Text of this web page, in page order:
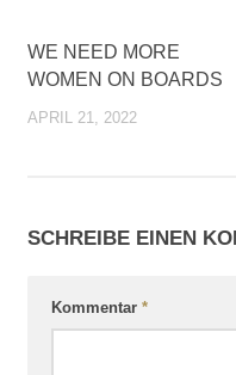
WE NEED MORE
WOMEN ON BOARDS
APRIL 21, 2022
SCHREIBE EINEN
Kommentar *